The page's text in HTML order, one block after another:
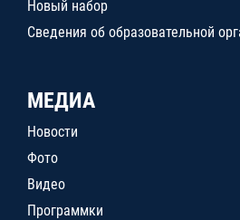
Новый набор
Сведения об образовательной
МЕДИА
Новости
Фото
Видео
Программки